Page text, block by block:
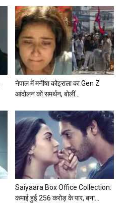
नेपाल में मनीषा कोइराला का Gen Z
आंदोलन को समर्थन, बोलीं...
Saiyaara Box Office Collection:
कमाई हुई 256 करोड़ के पार, बना...